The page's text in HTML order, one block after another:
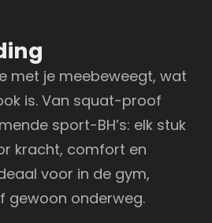
heeft
meerdere
variaties.
Deze
optie
worden
met je meebeweegt, wat
is. Van squat-proof
sport-BH’s: elk stuk
kracht, comfort en
voor in de gym,
gewoon onderweg.